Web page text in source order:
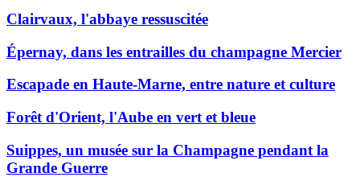
Clairvaux, l'abbaye ressuscitée
Épernay, dans les entrailles du champagne Mercier
Escapade en Haute-Marne, entre nature et culture
Forêt d'Orient, l'Aube en vert et bleue
Suippes, un musée sur la Champagne pendant la
Grande Guerre